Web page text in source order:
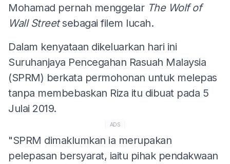
Mohamad pernah menggelar The Wolf of
Wall Streetsebagai filem lucah.
Dalam kenyataan dikeluarkan hari ini
Suruhanjaya Pencegahan Rasuah Malaysia
(SPRM) berkata permohonan untuk melepas
tanpa membebaskan Riza itu dibuat pada 5
Julai 2019.
ADS
"SPRM dimaklumkan ia merupakan
pelepasan bersyarat, iaitu pihak pendakwaan